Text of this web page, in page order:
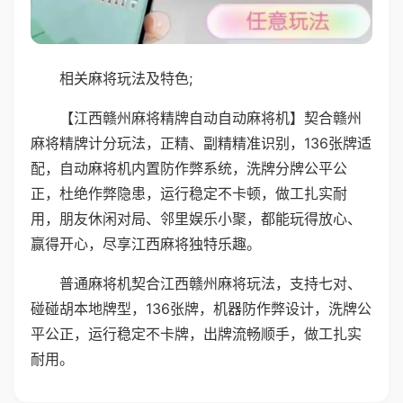
相关麻将玩法及特色;
【江西赣州麻将精牌自动自动麻将机】契合赣州
麻将精牌计分玩法，正精、副精精准识别，136张牌适
配，自动麻将机内置防作弊系统，洗牌分牌公平公
正，杜绝作弊隐患，运行稳定不卡顿，做工扎实耐
用，朋友休闲对局、邻里娱乐小聚，都能玩得放心、
赢得开心，尽享江西麻将独特乐趣。
普通麻将机契合江西赣州麻将玩法，支持七对、
碰碰胡本地牌型，136张牌，机器防作弊设计，洗牌公
平公正，运行稳定不卡牌，出牌流畅顺手，做工扎实
耐用。